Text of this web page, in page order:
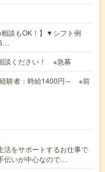
談もOK！】▼シフト例
談ください！ ※急募
験者：時給1400円～ ※前
活をサポートするお仕事で
伝いが中心なので…